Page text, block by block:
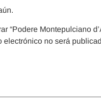
“Podere Montepulciano
electrónico no será